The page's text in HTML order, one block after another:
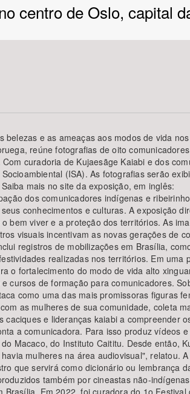
centro de Oslo, capital
e as ameaças aos modos de vida
reúne fotografias de oito
curadoria de Kujaesãge Kaiabi e dos
(ISA). As fotografias serão
mais no site da exposição, em inglês:
dos comunicadores indígenas e
conhecimentos e culturas. A exposição
bem viver e a proteção dos territórios. As
visuais incentivam as novas gerações de
registros de mobilizações em Brasília,
realizadas nos territórios. Em uma
o fortalecimento do modo de vida alto
cursos de formação para comunicadores.
como uma das mais promissoras figuras
as mulheres de sua comunidade, coleta
e lideranças kaiabi a compreender
a comunicadora. Para isso produz vídeos
Macaco, do Instituto Caititu. Desde então,
mulheres na área audiovisual", relatou.
que servirá como dicionário ou lembrança
também por cineastas não-
Em 2022, foi curadora do 1o